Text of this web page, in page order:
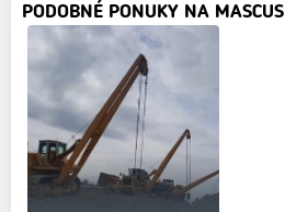
PODOBNÉ PONUKY NA MASCUS